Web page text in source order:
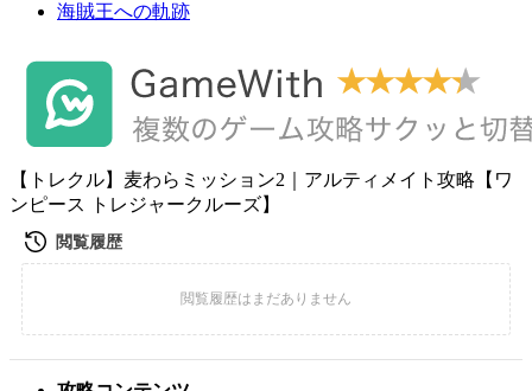
海賊王への軌跡
【トレクル】麦わらミッション2｜アルティメイト攻略【ワ
ンピース トレジャークルーズ】